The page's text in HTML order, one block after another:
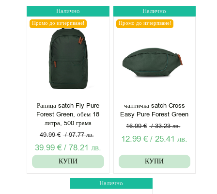
Налично
Промо до изчерпване!
Раница satch Fly Pure
Forest Green, обем 18
литра, 500 грама
49.99€ /97.77лв.
Original
39.99 € / 78.21 лв.Текущата
цена
39.99 €
КУПИ
Налично
Промо до изчерпване!
чантичка satch Cross
Easy Pure Forest Green
16.99€ /33.23лв.
Original
price
was:
16.99 €
12.99€ /25.41лв.
е:
КУПИ
Налично